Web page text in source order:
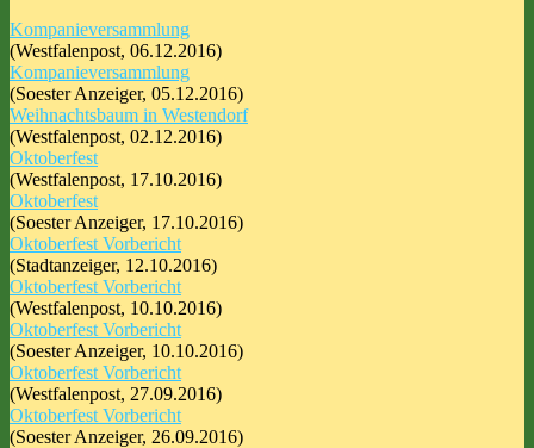
Kompanieversammlung
(Westfalenpost, 06.12.2016)
Kompanieversammlung
(Soester Anzeiger, 05.12.2016)
Weihnachtsbaum in Westendorf
(Westfalenpost, 02.12.2016)
Oktoberfest
(Westfalenpost, 17.10.2016)
Oktoberfest
(Soester Anzeiger, 17.10.2016)
Oktoberfest Vorbericht
(Stadtanzeiger, 12.10.2016)
Oktoberfest Vorbericht
(Westfalenpost, 10.10.2016)
Oktoberfest Vorbericht
(Soester Anzeiger, 10.10.2016)
Oktoberfest Vorbericht
(Westfalenpost, 27.09.2016)
Oktoberfest Vorbericht
(Soester Anzeiger, 26.09.2016)